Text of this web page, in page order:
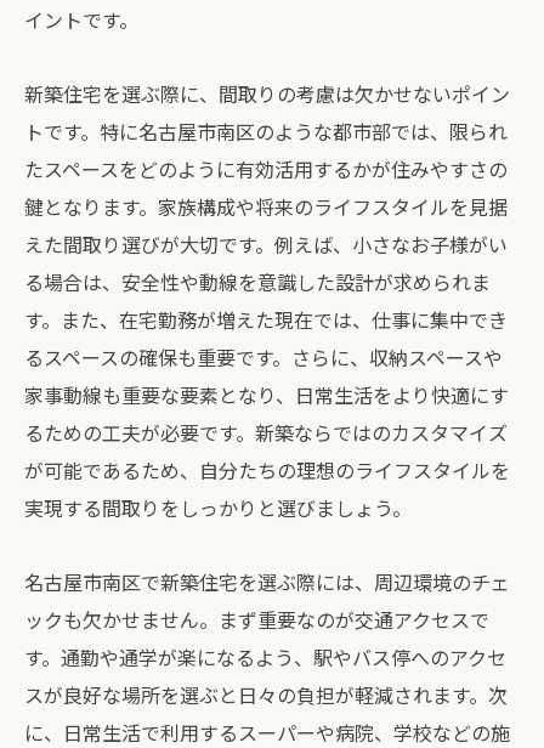
イントです。
新築住宅を選ぶ際に、間取りの考慮は欠かせないポイン
トです。特に名古屋市南区のような都市部では、限られ
たスペースをどのように有効活用するかが住みやすさの
鍵となります。家族構成や将来のライフスタイルを見据
えた間取り選びが大切です。例えば、小さなお子様がい
る場合は、安全性や動線を意識した設計が求められま
す。また、在宅勤務が増えた現在では、仕事に集中でき
るスペースの確保も重要です。さらに、収納スペースや
家事動線も重要な要素となり、日常生活をより快適にす
るための工夫が必要です。新築ならではのカスタマイズ
が可能であるため、自分たちの理想のライフスタイルを
実現する間取りをしっかりと選びましょう。
名古屋市南区で新築住宅を選ぶ際には、周辺環境のチェ
ックも欠かせません。まず重要なのが交通アクセスで
す。通勤や通学が楽になるよう、駅やバス停へのアクセ
スが良好な場所を選ぶと日々の負担が軽減されます。次
に、日常生活で利用するスーパーや病院、学校などの施